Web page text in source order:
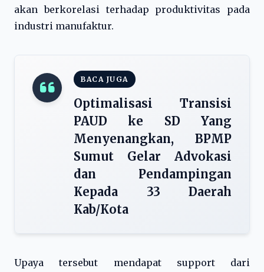
akan berkorelasi terhadap produktivitas pada
industri manufaktur.
BACA JUGA
Optimalisasi Transisi
PAUD ke SD Yang
Menyenangkan, BPMP
Sumut Gelar Advokasi
dan Pendampingan
Kepada 33 Daerah
Kab/Kota
Upaya tersebut mendapat support dari